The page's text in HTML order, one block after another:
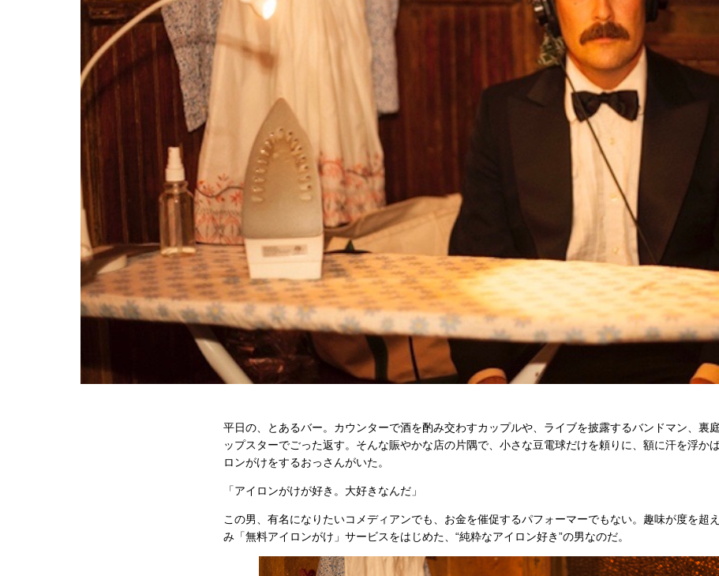
平日の、とあるバー。カウンターで酒を酌み交わすカップルや、ライブを披露するバンドマン、裏
ップスターでごった返す。そんな賑やかな店の片隅で、小さな豆電球だけを頼りに、額に汗を浮か
ロンがけをするおっさんがいた。
「アイロンがけが好き。大好きなんだ」
この男、有名になりたいコメディアンでも、お金を催促するパフォーマーでもない。趣味が度を超
み「無料アイロンがけ」サービスをはじめた、“純粋なアイロン好き”の男なのだ。